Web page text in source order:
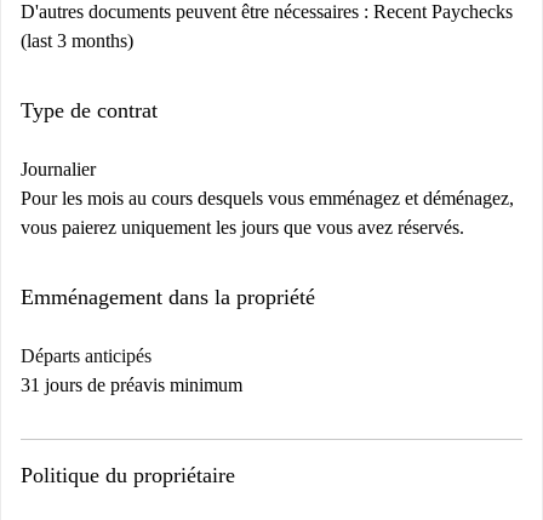
D'autres documents peuvent être nécessaires : Recent Paychecks
(last 3 months)
Type de contrat
Journalier
Pour les mois au cours desquels vous emménagez et déménagez,
vous paierez uniquement les jours que vous avez réservés.
Emménagement dans la propriété
Départs anticipés
31 jours de préavis minimum
Politique du propriétaire